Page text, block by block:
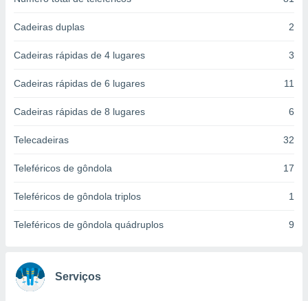
e
este sitio
de
seus
tal,
na
Cadeiras duplas 2
Cadeiras rápidas de 4 lugares 3
Cadeiras rápidas de 6 lugares 11
Cadeiras rápidas de 8 lugares 6
Telecadeiras 32
Teleféricos de gôndola 17
Teleféricos de gôndola triplos 1
Teleféricos de gôndola quádruplos 9
Serviços